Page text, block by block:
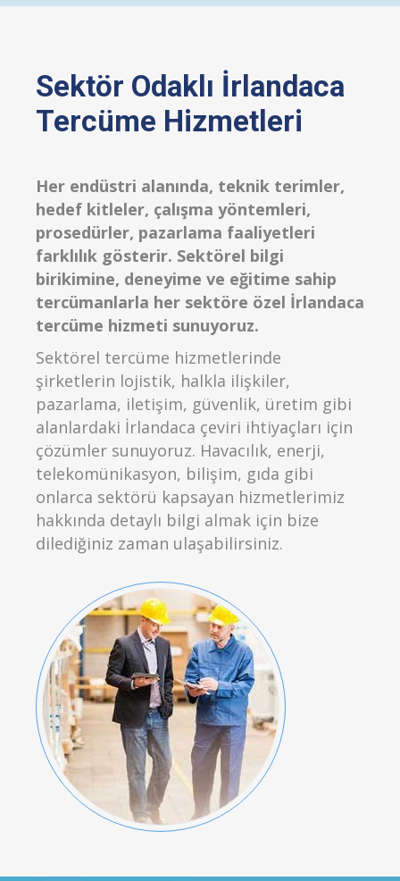
Sektör Odaklı İrlandaca
Tercüme Hizmetleri
Her endüstri alanında, teknik terimler,
hedef kitleler, çalışma yöntemleri,
prosedürler, pazarlama faaliyetleri
farklılık gösterir. Sektörel bilgi
birikimine, deneyime ve eğitime sahip
tercümanlarla her sektöre özel İrlandaca
tercüme hizmeti sunuyoruz.
Sektörel tercüme hizmetlerinde
şirketlerin lojistik, halkla ilişkiler,
pazarlama, iletişim, güvenlik, üretim gibi
alanlardaki İrlandaca çeviri ihtiyaçları için
çözümler sunuyoruz. Havacılık, enerji,
telekomünikasyon, bilişim, gıda gibi
onlarca sektörü kapsayan hizmetlerimiz
hakkında detaylı bilgi almak için bize
dilediğiniz zaman ulaşabilirsiniz.